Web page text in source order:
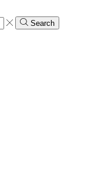
Search